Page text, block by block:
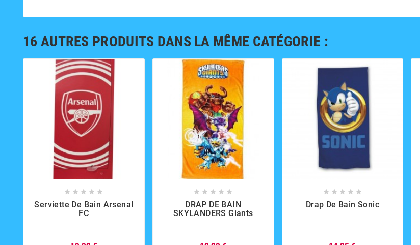
16 AUTRES PRODUITS DANS LA MÊME CATÉGORIE :
    
Serviette De Bain Arsenal
FC
    
DRAP DE BAIN
SKYLANDERS Giants
    
Drap De Bain Sonic